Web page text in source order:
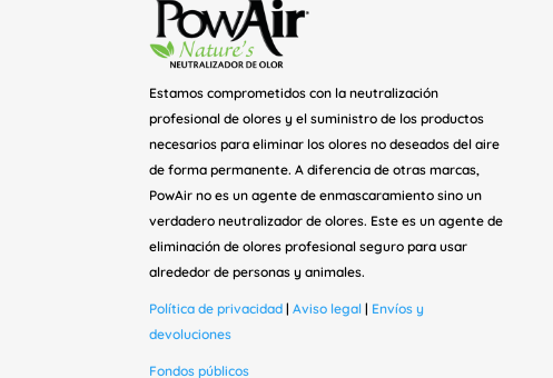
Estamos comprometidos con la neutralización
profesional de olores y el suministro de los productos
necesarios para eliminar los olores no deseados del aire
de forma permanente. A diferencia de otras marcas,
PowAir no es un agente de enmascaramiento sino un
verdadero neutralizador de olores. Este es un agente de
eliminación de olores profesional seguro para usar
alrededor de personas y animales.
Política de privacidad |Aviso legal | Envíos y
devoluciones
Fondos públicos